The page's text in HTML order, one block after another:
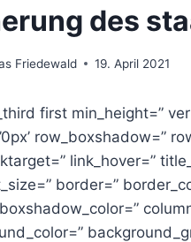
des
Friedewald 19. April 2021
first min_height=”
row_boxshadow=”
link_hover=”
border=”